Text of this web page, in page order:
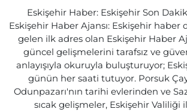
Eskişehir Haber: Eskişehir Son
Eskişehir Haber Ajansı: Eskişehir
gelen ilk adres olan Eskişehir Haber
güncel gelişmelerini tarafsız ve
anlayışıyla okuruyla buluşturuyor;
günün her saati tutuyor. Porsuk
Odunpazarı'nın tarihi evlerinden ve
sıcak gelişmeler, Eskişehir Valiliği